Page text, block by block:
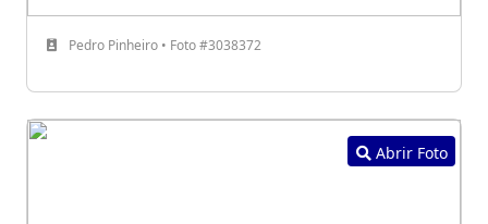
Pedro Pinheiro • Foto #3038372
Abrir Foto